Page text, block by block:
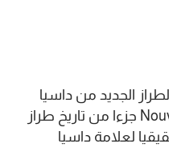
الجديد من داسيا
داستر التي تعتبر Nouveau Duster جزءا من تاريخ طراز
لعلامة داسيا